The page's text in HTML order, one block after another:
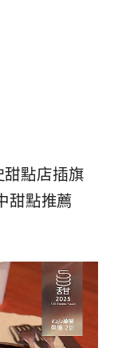
甜點店插旗
甜點推薦